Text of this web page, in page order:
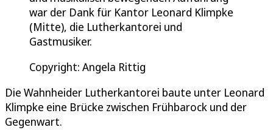
war der Dank für Kantor Leonard Klimpke
(Mitte), die Lutherkantorei und
Gastmusiker.
Copyright: Angela Rittig
Die Wahnheider Lutherkantorei baute unter Leonard
Klimpke eine Brücke zwischen Frühbarock und der
Gegenwart.